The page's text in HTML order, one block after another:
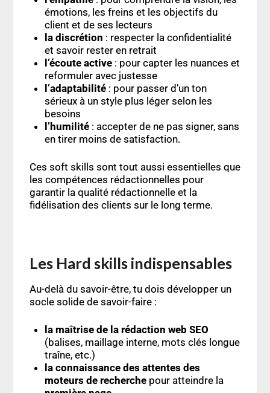
émotions, les freins et les objectifs du
client et de ses lecteurs
la discrétion : respecter la confidentialité
et savoir rester en retrait
l’écoute active: pour capter les nuances et
reformuler avec justesse
l’adaptabilité: pour passer d’un ton
sérieux à un style plus léger selon les
besoins
l’humilité: accepter de ne pas signer, sans
en tirer moins de satisfaction.
Ces soft skills sont tout aussi essentielles que
les compétences rédactionnelles pour
garantir la qualité rédactionnelle et la
fidélisation des clients sur le long terme.
Les Hard skills indispensables
Au-delà du savoir-être, tu dois développer un
socle solide de savoir-faire :
la maîtrise de la rédaction web SEO
(balises, maillage interne, mots clés longue
traîne, etc.)
la connaissance des attentes des
moteurs de recherchepour atteindre la